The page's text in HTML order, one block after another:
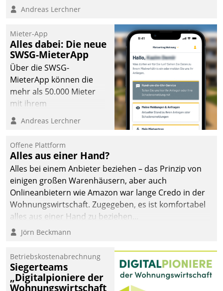
Andreas Lerchner
Mieter-App
Alles dabei: Die neue
SWSG-MieterApp
Über die SWSG-
MieterApp können die
mehr als 50.000 Mieter
mit ihrem
Wohnungsunternehmen
kommunizieren, auf dem
einsehen und ändern
oder
Schadensmeldungen
abgeben – rund um die
Uhr.
Andreas Lerchner
Offene Plattform
Alles aus einer Hand?
Alles bei einem Anbieter beziehen – das Prinzip von
einigen großen Warenhäusern, aber auch
Onlineanbietern wie Amazon war lange Credo in der
Wohnungswirtschaft. Zugegeben, es ist komfortabel
alles aus einer Hand zu beziehen...
Jörn Beckmann
Betriebskostenabrechnung
Siegerteams
„Digitalpioniere der
Wohnungswirtschaft